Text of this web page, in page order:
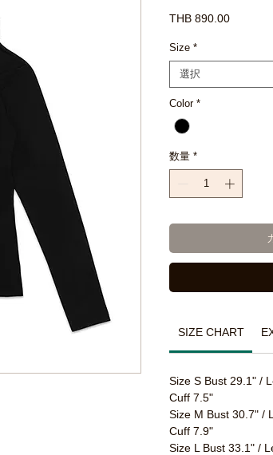
THB 890.00価
Size *
選択
Color *
数量 *
SIZE CHART
Size S Bust 29.1" /
Cuff 7.5"
Size M Bust 30.7" /
Cuff 7.9"
Size L Bust 33.1" /